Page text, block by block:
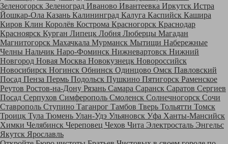
Зеленогорск Зеленоград Иваново Ивантеевка Иркутск Истра
Йошкар-Ола Казань Калининград Калуга Каспийск Кашира
Киров Клин Королёв Кострома Красногорск Краснодар
Красноярск Курган Липецк Лобня Люберцы Магадан
Магнитогорск Махачкала Мурманск Мытищи Набережные
Челны Нальчик Наро-Фоминск Нижневартовск Нижний
Новгород Новая Москва Новокузнецк Новороссийск
Новосибирск Ногинск Обнинск Одинцово Омск Павловский
Посад Пенза Пермь Подольск Пушкино Пятигорск Раменское
Реутов Ростов-на-Дону Рязань Самара Саранск Саратов Сергиев
Посад Серпухов Симферополь Смоленск Солнечногорск Сочи
Ставрополь Ступино Таганрог Тамбов Тверь Тольятти Томск
Троицк Тула Тюмень Улан-Удэ Ульяновск Уфа Ханты-Мансийск
Химки Челябинск Череповец Чехов Чита Электросталь Энгельс
Якутск Ярославль